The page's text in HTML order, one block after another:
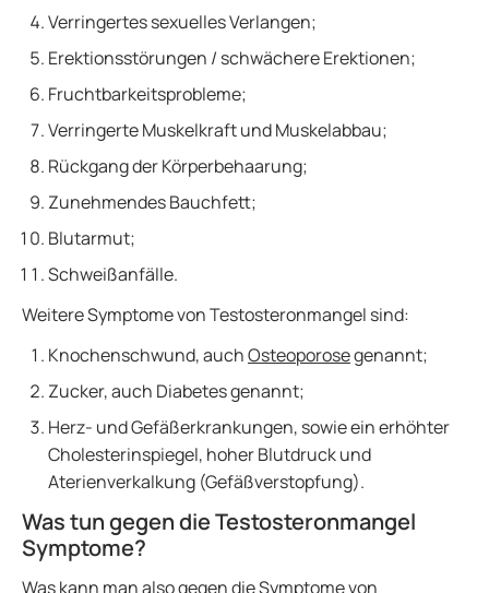
Verringertes sexuelles Verlangen;
Erektionsstörungen / schwächere Erektionen;
Fruchtbarkeitsprobleme;
Verringerte Muskelkraft und Muskelabbau;
Rückgang der Körperbehaarung;
Zunehmendes Bauchfett;
Blutarmut;
Schweißanfälle.
Weitere Symptome von Testosteronmangel sind:
Knochenschwund, auchOsteoporosegenannt;
Zucker, auch Diabetes genannt;
Herz- und Gefäßerkrankungen, sowie ein erhöhter
Cholesterinspiegel, hoher Blutdruck und
Aterienverkalkung (Gefäßverstopfung).
Was tun gegen die Testosteronmangel
Symptome?
Was kann man also gegen die Symptome von